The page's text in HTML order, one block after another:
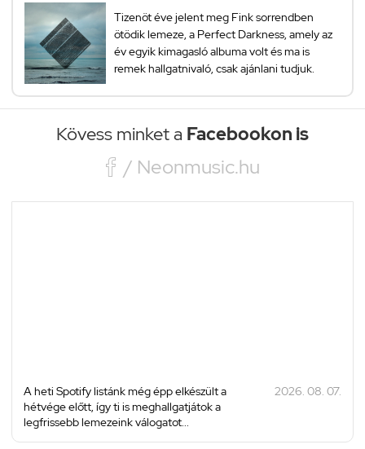
Tizenöt éve jelent meg Fink sorrendben
ötödik lemeze, a Perfect Darkness, amely az
év egyik kimagasló albuma volt és ma is
remek hallgatnivaló, csak ajánlani tudjuk.
Kövess minket a Facebookon is
 / Neonmusic.hu
A heti Spotify listánk még épp elkészült a
hétvége előtt, így ti is meghallgatjátok a
legfrissebb lemezeink válogatot...
2026. 08. 07.